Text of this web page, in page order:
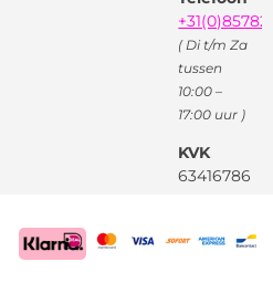
( Di t/m Za
tussen
10:00 –
17:00 uur )
KVK
63416786